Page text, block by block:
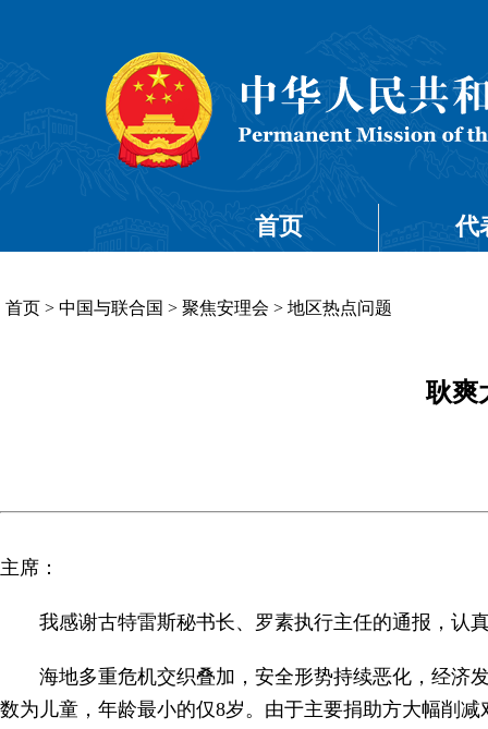
首页 代
首页 > 中国与联合国 > 聚焦安理会 > 地区热点问题
耿爽
主席：
我感谢古特雷斯秘书长、罗素执行主任的通报，认
海地多重危机交织叠加，安全形势持续恶化，经济
数为儿童，年龄最小的仅8岁。由于主要捐助方大幅削